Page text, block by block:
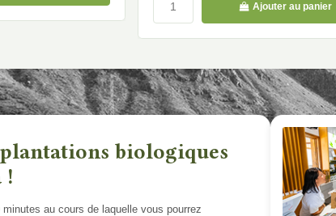
Ajouter au panier
biologiques
!
au cours de laquelle vous pourrez